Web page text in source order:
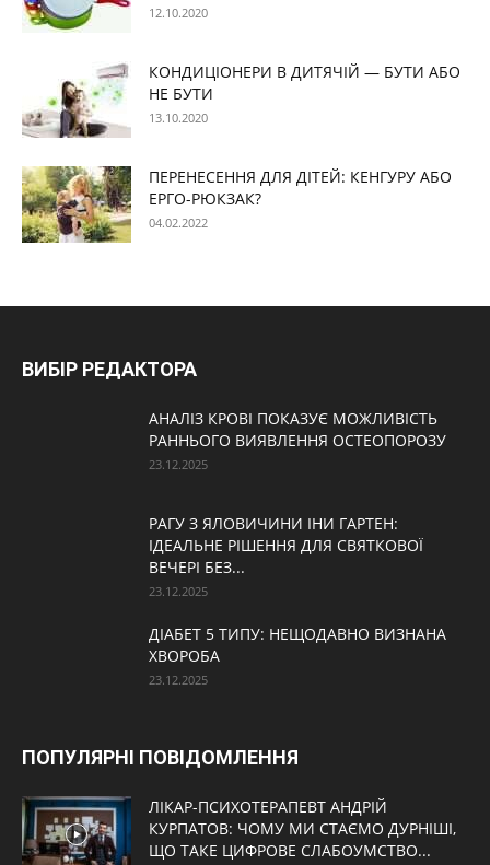
12.10.2020
КОНДИЦІОНЕРИ В ДИТЯЧІЙ — БУТИ АБО
НЕ БУТИ
13.10.2020
ПЕРЕНЕСЕННЯ ДЛЯ ДІТЕЙ: КЕНГУРУ АБО
ЕРГО-РЮКЗАК?
04.02.2022
ВИБІР РЕДАКТОРА
АНАЛІЗ КРОВІ ПОКАЗУЄ МОЖЛИВІСТЬ
РАННЬОГО ВИЯВЛЕННЯ ОСТЕОПОРОЗУ
23.12.2025
РАГУ З ЯЛОВИЧИНИ ІНИ ГАРТЕН:
ІДЕАЛЬНЕ РІШЕННЯ ДЛЯ СВЯТКОВОЇ
ВЕЧЕРІ БЕЗ...
23.12.2025
ДІАБЕТ 5 ТИПУ: НЕЩОДАВНО ВИЗНАНА
ХВОРОБА
23.12.2025
ПОПУЛЯРНІ ПОВІДОМЛЕННЯ
ЛІКАР-ПСИХОТЕРАПЕВТ АНДРІЙ
КУРПАТОВ: ЧОМУ МИ СТАЄМО ДУРНІШІ,
ЩО ТАКЕ ЦИФРОВЕ СЛАБОУМСТВО...